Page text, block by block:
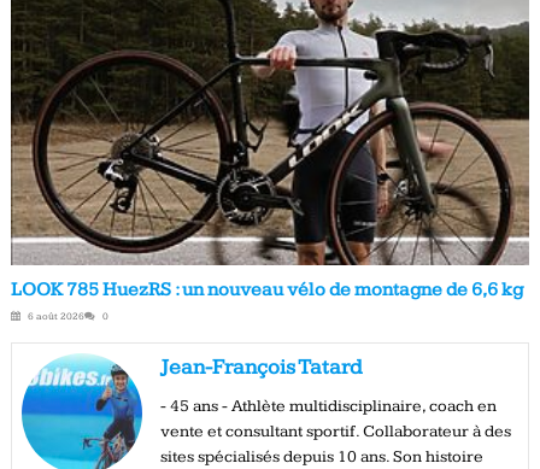
LOOK 785 HuezRS : un nouveau vélo de montagne de 6,6 kg
6 août 2026 0
Jean-François Tatard
- 45 ans - Athlète multidisciplinaire, coach en
vente et consultant sportif. Collaborateur à des
sites spécialisés depuis 10 ans. Son histoire